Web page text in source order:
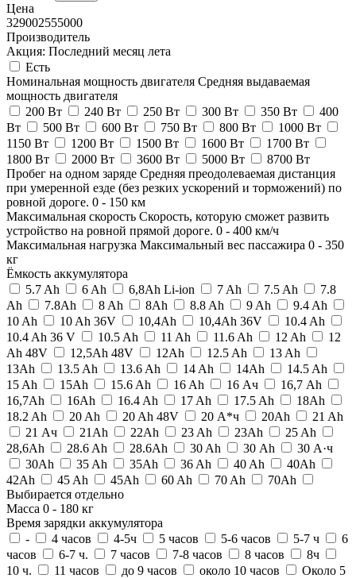
Цена
329002555000
Производитель
Акция: Последний месяц лета
Есть
Номинальная мощность двигателя Средняя выдаваемая
мощность двигателя
200 Вт
240 Вт 250 Вт 300 Вт 350 Вт
400
Вт
500 Вт 600 Вт 750 Вт 800 Вт
1000 Вт
1150 Вт
1200 Вт 1500 Вт 1600 Вт
1700 Вт
1800 Вт
2000 Вт 3600 Вт 5000 Вт
8700 Вт
Пробег на одном заряде Средняя преодолеваемая дистанция
при умеренной езде (без резких ускорений и торможений) по
ровной дороге. 0 - 150 км
Максимальная скорость Скорость, которую сможет развить
устройство на ровной прямой дороге. 0 - 400 км/ч
Максимальная нагрузка Максимальный вес пассажира 0 - 350
кг
Ёмкость аккумулятора
5.7 Ah
6 Ah 6,8Ah Li-ion 7 Ah 7.5 Ah
7.8
Ah
7.8Ah 8 Ah 8Ah 8.8 Ah 9 Ah
9.4 Ah
10 Ah
10 Ah 36V 10,4Ah 10,4Ah 36V
10.4 Ah
10.4 Ah 36 V
10.5 Ah 11 Ah 11.6 Ah 12 Ah
12
Ah 48V
12,5Ah 48V 12Ah 12.5 Ah
13 Ah
13Ah
13.5 Ah 13.6 Ah 14 Ah 14Ah
14.5 Ah
15 Ah
15Ah 15.6 Ah 16 Ah 16 Ач
16,7 Ah
16,7Ah
16Ah 16.4 Ah 17 Ah 17.5 Ah
18Ah
18.2 Ah
20 Ah 20 Ah 48V 20 А*ч 20Ah
21 Ah
21 Ач
21Ah 22Ah 23 Ah 23Ah
25 Ah
28,6Ah
28.6 Ah 28.6Ah 30 Ah 30 Аh
30 А·ч
30Ah
35 Ah 35Ah 36 Ah 40 Ah
40Ah
42Ah
45 Ah 45Ah 60 Ah 70 Ah
70Ah
Выбирается отдельно
Масса 0 - 180 кг
Время зарядки аккумулятора
-
4 часов 4-5ч 5 часов 5-6 часов 5-7 ч
6
часов
6-7 ч. 7 часов 7-8 часов 8 часов
8ч
10 ч.
11 часов до 9 часов около 10 часов
Около 5